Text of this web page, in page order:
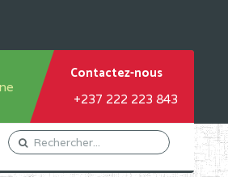
Contactez-nous
+237 222 223 843